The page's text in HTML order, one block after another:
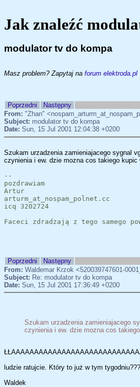
Jak znaleźć
modulator tv do kompa
Masz problem? Zapytaj na forum elektroda.pl
Poprzedni Następny
From: "Zhan"
Subject: modulator tv do kompa
Date: Sun, 15 Jul 2001 12:04:38 +0200
Szukam urzadzenia zamieniajacego sygnal
czynienia i ew. dzie mozna cos takiego kupic
--
pozdrawiam
Artur
arturm_at_nospam_polnet.cc
icq 3202724
Faceci zdradzają z tego samego
Poprzedni Następny
From: Waldemar Krzok <520039747601-
Subject: Re: modulator tv do kompa
Date: Sun, 15 Jul 2001 17:36:49 +0200
Szukam urzadzenia zamieniajacego
czynienia i ew. dzie mozna cos
ludzie ratujcie. Który to już w tym
Waldek